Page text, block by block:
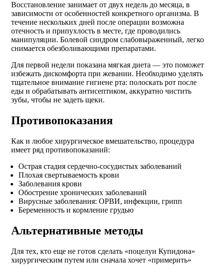
Восстановление занимает от двух недель до месяца, в
зависимости от особенностей конкретного организма. В
течение нескольких дней после операции возможна
отечность и припухлость в месте, где проводились
манипуляции. Болевой синдром слабовыраженный, легко
снимается обезболивающими препаратами.
Для первой недели показана мягкая диета — это поможет
избежать дискомфорта при жевании. Необходимо уделять
тщательное внимание гигиене рта: полоскать рот после
еды и обрабатывать антисептиком, аккуратно чистить
зубы, чтобы не задеть щеки.
Противопоказания
Как и любое хирургическое вмешательство, процедура
имеет ряд противопоказаний:
Острая стадия сердечно-сосудистых заболеваний
Плохая свертываемость крови
Заболевания крови
Обострение хронических заболеваний
Вирусные заболевания: ОРВИ, инфекции, грипп
Беременность и кормление грудью
Альтернативные методы
Для тех, кто еще не готов сделать «поцелуи Купидона»
хирургическим путем или сначала хочет «примерить»